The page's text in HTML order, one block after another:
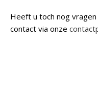
Heeft u toch nog
contact via onze